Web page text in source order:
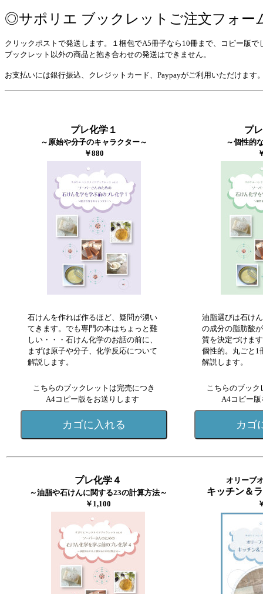
◎サポリエ ブックレットご注文フォー
クリックポストで発送します。１梱包でA5冊子なら10冊まで、コピー版
ブックレット以外の商品と抱き合わせの発送はできません。
お支払いには銀行振込、クレジットカード、Paypayがご利用いただけます
プレ化学１
～原始や分子のキャラクター～
￥880
プ
～個性的
石けんを作れば作るほど、疑問が湧い
てきます。でも専門の本はちょっと難
しい・・・石けん化学のお話の前に、
まずは原子や分子、化学反応について
解説します。
油脂選びは石け
の成分の脂肪酸
質を決定づけま
個性的。丸ごと1
解説します。
こちらのブックレットは完売につき
A4コピー版をお送りします
こちらのブック
A4コピー
プレ化学４
～油脂や石けんに関する23の計算方法～
￥1,100
オリーブ
キッチン＆